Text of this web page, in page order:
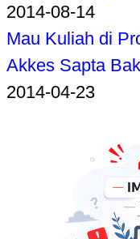
2014-08-14
Mau Kuliah di
Akkes Sapta
2014-04-23